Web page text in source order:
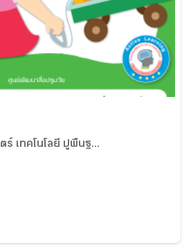
เทคโนโลยี ปูพื้นฐ...